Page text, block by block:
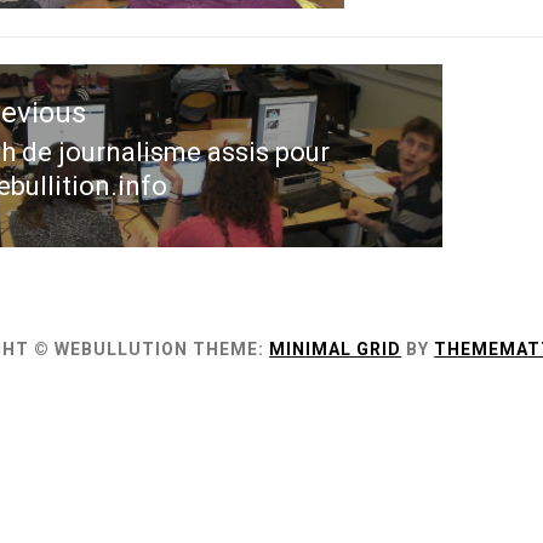
de journalisme assis pour
© WEBULLUTION THEME: MINIMAL GRID BY